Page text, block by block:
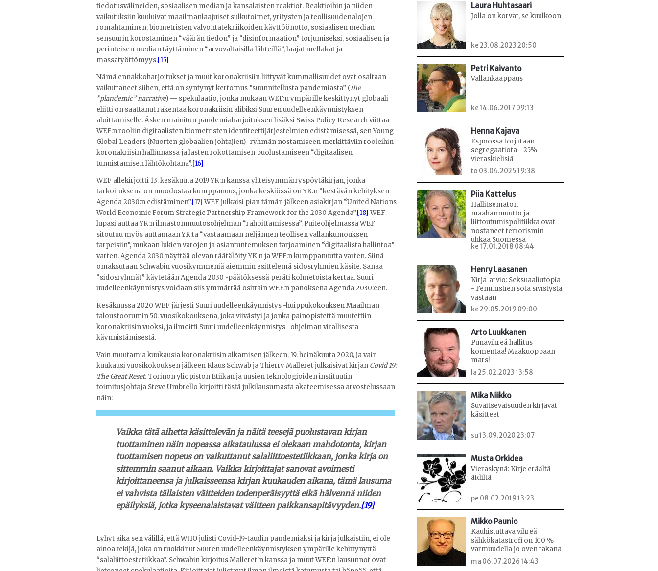
tiedotusvälineiden, sosiaalisen median ja kansalaisten reaktiot. Reaktioihin ja niiden
vaikutuksiin kuuluivat maailmanlaajuiset sulkutoimet, yritysten ja teollisuudenalojen
romahtaminen, biometristen valvontatekniikoiden käyttöönotto, sosiaalisen median
sensuurin korostaminen “väärän tiedon” ja “disinformaation” torjumiseksi, sosiaalisen ja
perinteisen median täyttäminen “arvovaltaisilla lähteillä”, laajat mellakat ja
massatyöttömyys.[15]
Nämä ennakkoharjoitukset ja muut koronakriisiin liittyvät kummallisuudet ovat osaltaan
vaikuttaneet siihen, että on syntynyt kertomus ”suunnitellusta pandemiasta” (the
”plandemic” narrative) — spekulaatio, jonka mukaan WEF:n ympärille keskittynyt globaali
eliitti on saattanut rakentaa koronakriisin alibiksi Suuren uudelleenkäynnistyksen
aloittamiselle. Äsken mainitun pandemiaharjoituksen lisäksi Swiss Policy Research viittaa
WEF:n rooliin digitaalisten biometristen identiteettijärjestelmien edistämisessä, sen Young
Global Leaders (Nuorten globaalien johtajien) -ryhmän nostamiseen merkittäviin rooleihin
koronakriisin hallinnassa ja lasten rokottamisen puolustamiseen “digitaalisen
tunnistamisen lähtökohtana”.[16]
WEF allekirjoitti 13. kesäkuuta 2019 YK:n kanssa yhteisymmärryspöytäkirjan, jonka
tarkoituksena on muodostaa kumppanuus, jonka keskiössä on YK:n “kestävän kehityksen
Agenda 2030:n edistäminen”.[17] WEF julkaisi pian tämän jälkeen asiakirjan “United Nations-
World Economic Forum Strategic Partnership Framework for the 2030 Agenda”.[18]WEF
lupasi auttaa YK:n ilmastonmuutosohjelman “rahoittamisessa”. Puiteohjelmassa WEF
sitoutuu myös auttamaan YK:ta “vastaamaan neljännen teollisen vallankumouksen
tarpeisiin”, mukaan lukien varojen ja asiantuntemuksen tarjoaminen “digitaalista hallintoa”
varten. Agenda 2030 näyttää olevan räätälöity YK:n ja WEF:n kumppanuutta varten. Siinä
omaksutaan Schwabin vuosikymmeniä aiemmin esittelemä sidosryhmien käsite. Sanaa
“sidosryhmät” käytetään Agenda 2030 -päätöksessä peräti kolmetoista kertaa. Suuri
uudelleenkäynnistys voidaan siis ymmärtää osittain WEF:n panoksena Agenda 2030:een.
Kesäkuussa 2020 WEF järjesti Suuri uudelleenkäynnistys -huippukokouksen Maailman
talousfoorumin 50. vuosikokouksena, joka viivästyi ja jonka painopistettä muutettiin
koronakriisin vuoksi, ja ilmoitti Suuri uudelleenkäynnistys -ohjelman virallisesta
käynnistämisestä.
Vain muutamia kuukausia koronakriisin alkamisen jälkeen, 19. heinäkuuta 2020, ja vain
kuukausi vuosikokouksen jälkeen Klaus Schwab ja Thierry Malleret julkaisivat kirjan Covid 19:
The Great Reset. Torinon yliopiston Etiikan ja uusien teknologioiden instituutin
toimitusjohtaja Steve Umbrello kirjoitti tästä julkilausumasta akateemisessa arvostelussaan
näin:
Vaikka tätä aihetta käsittelevän ja näitä teesejä puolustavan kirjan
tuottaminen näin nopeassa aikataulussa ei olekaan mahdotonta, kirjan
tuottamisen nopeus on vaikuttanut salaliittoestetiikkaan, jonka kirja on
sittemmin saanut aikaan. Vaikka kirjoittajat sanovat avoimesti
kirjoittaneensa ja julkaisseensa kirjan kuukauden aikana, tämä lausuma
ei vahvista tällaisten väitteiden todenperäisyyttä eikä hälvennä niiden
epäilyksiä, jotka kyseenalaistavat väitteen paikkansapitävyyden.[19]
Lyhyt aika sen välillä, että WHO julisti Covid-19-taudin pandemiaksi ja kirja julkaistiin, ei ole
ainoa tekijä, joka on ruokkinut Suuren uudelleenkäynnistyksen ympärille kehittynyttä
“salaliittoestetiikkaa”. Schwabin kirjoitus Malleret’n kanssa ja muut WEF:n lausunnot ovat
Laura Huhtasaari
Jolla on korvat, se kuulkoon
ke 23.08.2023 20:50
Petri Kaivanto
Vallankaappaus
ke 14.06.2017 09:13
Henna Kajava
Espoossa torjutaan
segregaatiota - 25%
vieraskielisiä
to 03.04.2025 19:38
Piia Kattelus
Hallitsematon
maahanmuutto ja
liittoutumispolitiikka ovat
nostaneet terrorismin
uhkaa Suomessa
ke 17.01.2018 08:44
Henry Laasanen
Kirja-arvio: Seksuaaliutopia
- Feministien sota sivistystä
vastaan
ke 29.05.2019 09:00
Arto Luukkanen
Punavihreä hallitus
komentaa! Maakuoppaan
mars!
la 25.02.2023 13:58
Mika Niikko
Suvaitsevaisuuden kirjavat
käsitteet
su 13.09.2020 23:07
Musta Orkidea
Vieraskynä: Kirje eräältä
äidiltä
pe 08.02.2019 13:23
Mikko Paunio
Kauhistuttava vihreä
sähkökatastrofi on 100 %
varmuudella jo oven takana
ma 06.07.2026 14:43